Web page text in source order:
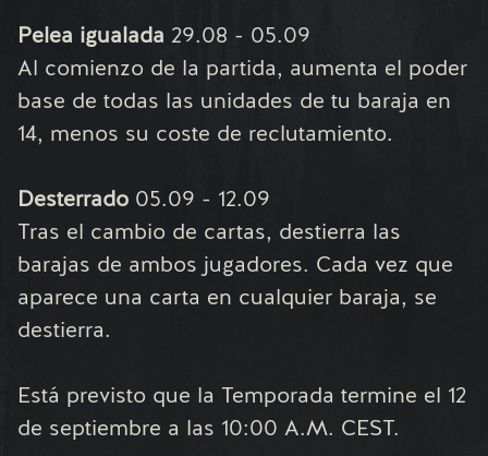
Pelea igualada 29.08 - 05.09
Al comienzo de la partida, aumenta el poder
base de todas las unidades de tu baraja en
14, menos su coste de reclutamiento.
Desterrado 05.09 - 12.09
Tras el cambio de cartas, destierra las
barajas de ambos jugadores. Cada vez que
aparece una carta en cualquier baraja, se
destierra.
Está previsto que la Temporada termine el 12
de septiembre a las 10:00 A.M. CEST.